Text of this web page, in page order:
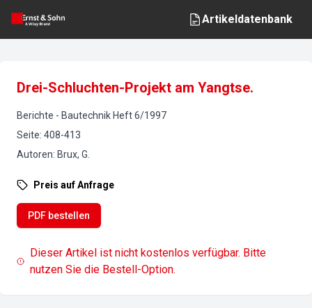
Artikeldatenbank
Drei-Schluchten-Projekt am Yangtse.
Berichte - Bautechnik Heft6/1997
Seite: 408-413
Autoren: Brux, G.
Preis auf Anfrage
PDF bestellen
Dieser Artikel ist nicht kostenlos verfügbar. Bitte
nutzen Sie die Bestell-Option.